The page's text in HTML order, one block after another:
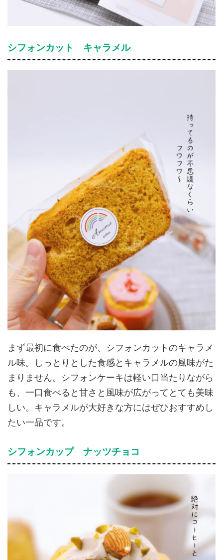
シフォンカット キャラメル
まず最初に食べたのが、シフォンカットのキャラメ
ル味。しっとりとした食感とキャラメルの風味がた
まりません。シフォンケーキは軽い口当たりながら
も、一口食べると甘さと風味が広がってとても美味
しい。キャラメルが大好きな方にはぜひおすすめし
たい一品です。
シフォンカップ ナッツチョコ